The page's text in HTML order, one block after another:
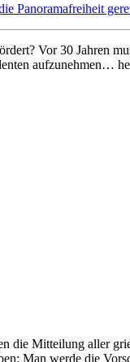
Panoramafreiheit
Vor 30 Jahren
aufzunehmen…
die Mitteilung aller
Man werde die